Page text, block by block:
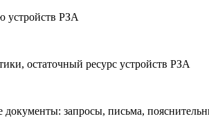
устройств РЗА
остаточный ресурс устройств РЗА
запросы, письма,